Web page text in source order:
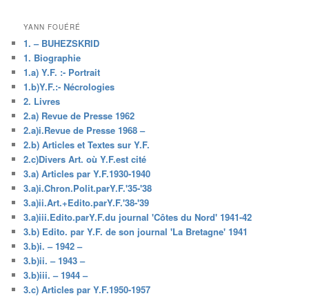
YANN FOUÉRÉ
1. – BUHEZSKRID
1. Biographie
1.a) Y.F. :- Portrait
1.b)Y.F.:- Nécrologies
2. Livres
2.a) Revue de Presse 1962
2.a)i.Revue de Presse 1968 –
2.b) Articles et Textes sur Y.F.
2.c)Divers Art. où Y.F.est cité
3.a) Articles par Y.F.1930-1940
3.a)i.Chron.Polit.parY.F.'35-'38
3.a)ii.Art.+Edito.parY.F.'38-'39
3.a)iii.Edito.parY.F.du journal 'Côtes du Nord' 1941-42
3.b) Edito. par Y.F. de son journal 'La Bretagne' 1941
3.b)i. – 1942 –
3.b)ii. – 1943 –
3.b)iii. – 1944 –
3.c) Articles par Y.F.1950-1957